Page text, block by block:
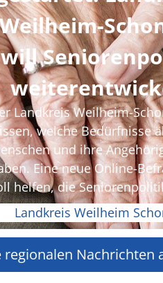
Weilheim-
will
Landkreis Weilheim-
welche Bedürfnisse
und ihre
Eine neue Online-
helfen, die
Landkreis Weilheim
regionalen Nachrichten